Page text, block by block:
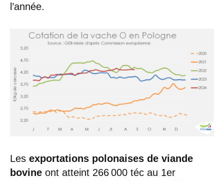
l’année.
Les exportations polonaises de viande
bovine ont atteint 266 000 téc au 1er